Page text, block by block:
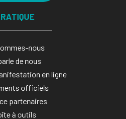
nous
de nous
en ligne​
officiels
partenaires
à outils